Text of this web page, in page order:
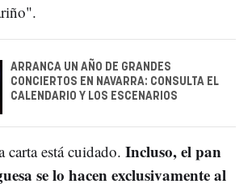
ARRANCA UN AÑO DE GRANDES
CONCIERTOS EN NAVARRA: CONSULTA EL
CALENDARIO Y LOS ESCENARIOS
carta está cuidado. Incluso, el pan
se lo hacen exclusivamente al